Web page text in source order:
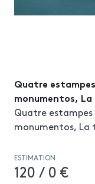
Quatre
monumentos,
Quatre
monumentos,
ESTIMATION
120 / 0 €